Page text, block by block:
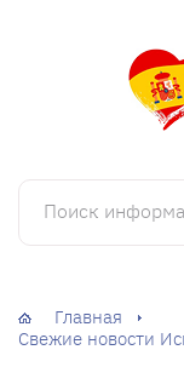
Поиск информации
Главная
Свежие новости